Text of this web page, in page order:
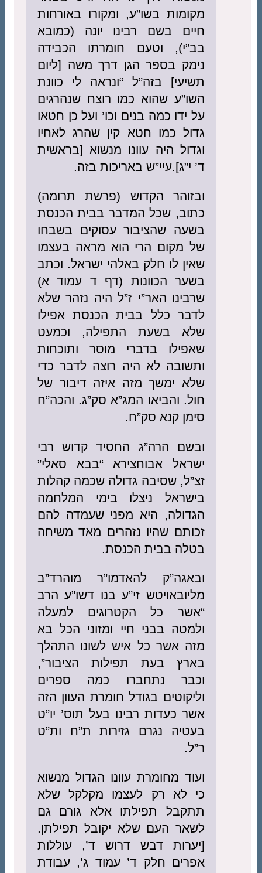
מקומות בשו”ע, ומקורו באורחות
חיים בשם רבינו יונה (כמובא
בב”י), וטעם חומרתו הכבידה
נימק בספר הגן דרך משה [ליום
תשיעי] בזה”ל “ונראה לי כוונת
השו”ע שהוא כמו רוצח שנהרגים
על ידו כמה בנים וכו’ ועל כן חטאו
גדול כמו חטא קין שהרג לאחיו
וגדול היה עוונו מנשוא [בראשית
ד’ י”ג].עיי”ש באריכות בזה.
ובזוהר הקדוש (פרשת תרומה)
כתוב, שכל המדבר בבית הכנסת
בשעה שהציבור עסוקים בשבחו
של מקום הרי הוא מראה בעצמו
שאין לו חלק באלהי ישראל. וכתב
בשער הכוונות (דף ד עמוד א)
שרבינו האר”י ז”ל היה נזהר שלא
לדבר כלל בבית הכנסת אפילו
שלא בשעת התפילה, וכמעט
שאפילו בדברי מוסר ותוכחות
ותשובה לא היה רוצה לדבר כדי
שלא ימשך מזה איזה דיבור של
חול. והביאו המג”א סק”ג. והכה”ח
סימן קנא סק”ח.
ובשם הרה”ג החסיד קדוש רבי
ישראל אבוחצירא “בבא סאלי”
זצ”ל, שסיבה גדולה שכמה קהלות
בישראל ניצלו בימי המלחמה
הגדולה, היא מפני שעמדה להם
זכותם שהיו נזהרים מאד משיחה
בטלה בבית הכנסת.
ובאגה”ק להאדמו”ר מוהרד”ב
מליובאויטש זי”ע בנו דשו”ע הרב
“אשר כל הקטרוגים למעלה
ולמטה בבני חיי ומזוני הכל בא
מזה אשר כל איש לשונו התהלך
בארץ בעת תפילות הציבור”,
וכבר נתחברו כמה ספרים
וליקוטים בגודל חומרת העוון הזה
אשר כעדות רבינו בעל תוס’ יו”ט
בעטיה נגרם גזירות ת”ח ות”ט
ר”ל.
ועוד מחומרת עוונו הגדול מנשוא
כי לא רק לעצמו מקלקל שלא
תתקבל תפילתו אלא גורם גם
לשאר העם שלא יקובל תפילתן.
[יערות דבש דרוש ד’, עוללות
אפרים חלק ד’ עמוד ג’, עבודת